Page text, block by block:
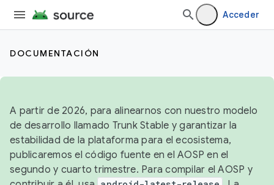
Acceder
DOCUMENTACIÓN
A partir de 2026, para alinearnos con nuestro modelo
de desarrollo llamado Trunk Stable y garantizar la
estabilidad de la plataforma para el ecosistema,
publicaremos el código fuente en el AOSP en el
segundo y cuarto trimestre. Para compilar el AOSP y